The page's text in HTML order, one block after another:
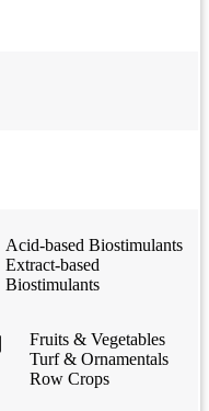
Acid-based Biostimulants
Extract-based
Biostimulants
Fruits & Vegetables
Turf & Ornamentals
Row Crops